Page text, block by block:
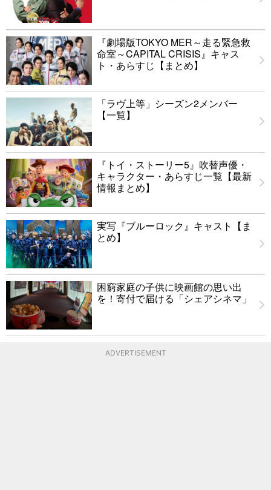
『劇場版TOKYO MER～走る緊急救
命室～CAPITAL CRISIS』キャス
ト・あらすじ【まとめ】
「ラヴ上等」シーズン2メンバー
【一覧】
『トイ・ストーリー5』吹替声優・
キャラクター・あらすじ一覧【最新
情報まとめ】
実写『ブルーロック』キャスト【ま
とめ】
困窮家庭の子供に映画館の思い出
を！寄付で届ける「シェアシネマ」
ADVERTISEMENT